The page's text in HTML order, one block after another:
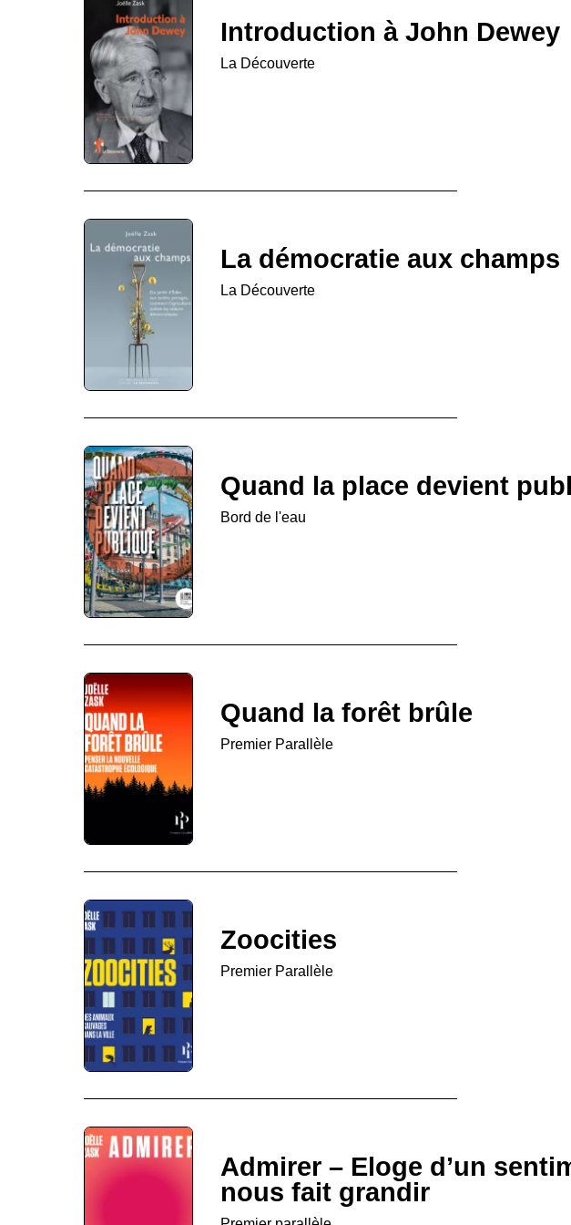
Introduction à John Dewey
La Découverte
La démocratie aux champs
La Découverte
Quand la place devient
Bord de l'eau
Quand la forêt brûle
Premier Parallèle
Zoocities
Premier Parallèle
Admirer – Eloge d’un
nous fait grandir